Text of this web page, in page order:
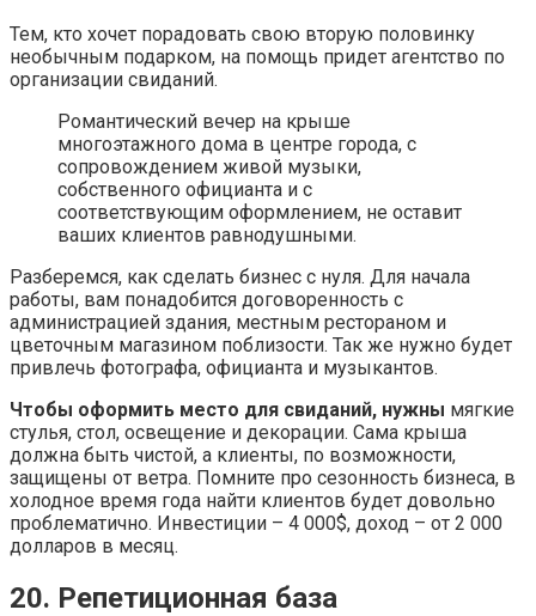
Тем, кто хочет порадовать свою вторую половинку
необычным подарком, на помощь придет агентство по
организации свиданий.
Романтический вечер на крыше
многоэтажного дома в центре города, с
сопровождением живой музыки,
собственного официанта и с
соответствующим оформлением, не оставит
ваших клиентов равнодушными.
Разберемся, как сделать бизнес с нуля. Для начала
работы, вам понадобится договоренность с
администрацией здания, местным рестораном и
цветочным магазином поблизости. Так же нужно будет
привлечь фотографа, официанта и музыкантов.
Чтобы оформить место для свиданий, нужны мягкие
стулья, стол, освещение и декорации. Сама крыша
должна быть чистой, а клиенты, по возможности,
защищены от ветра. Помните про сезонность бизнеса, в
холодное время года найти клиентов будет довольно
проблематично. Инвестиции – 4 000$, доход – от 2 000
долларов в месяц.
20. Репетиционная база